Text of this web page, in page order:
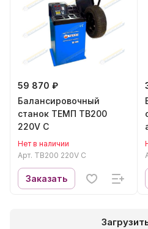
59 870 ₽
Балансировочный
станок ТЕМП TB200
220V C
Нет в наличии
Арт. TB200 220V C
Заказать